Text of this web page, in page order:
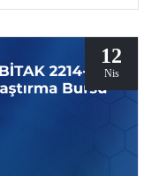
alan Science
12
Nis